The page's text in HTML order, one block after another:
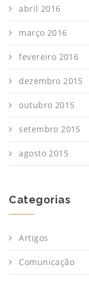
abril 2016
março 2016
fevereiro 2016
dezembro 2015
outubro 2015
setembro 2015
agosto 2015
Categorias
Artigos
Comunicação